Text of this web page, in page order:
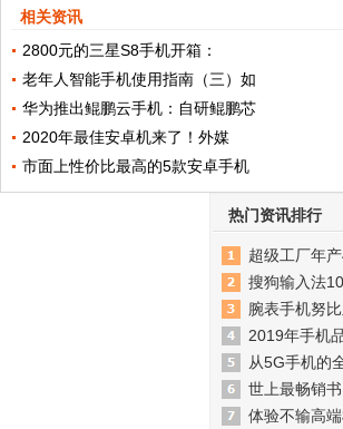
相关资讯
2800元的三星S8手机开箱：
老年人智能手机使用指南（三）如
华为推出鲲鹏云手机：自研鲲鹏芯
2020年最佳安卓机来了！外媒
市面上性价比最高的5款安卓手机
热门资讯排行
超级工厂年
搜狗输入法
腕表手机努
2019年手机
从5G手机的
世上最畅销
体验不输高